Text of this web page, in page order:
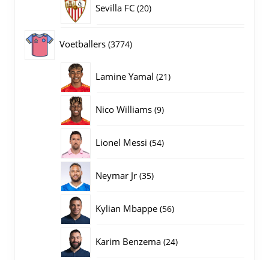
Sevilla FC 2020
Voetballers 37743774
Lamine Yamal 2121
Nico Williams 99
Lionel Messi 5454
Neymar Jr 3535
Kylian Mbappe 5656
Karim Benzema 2424